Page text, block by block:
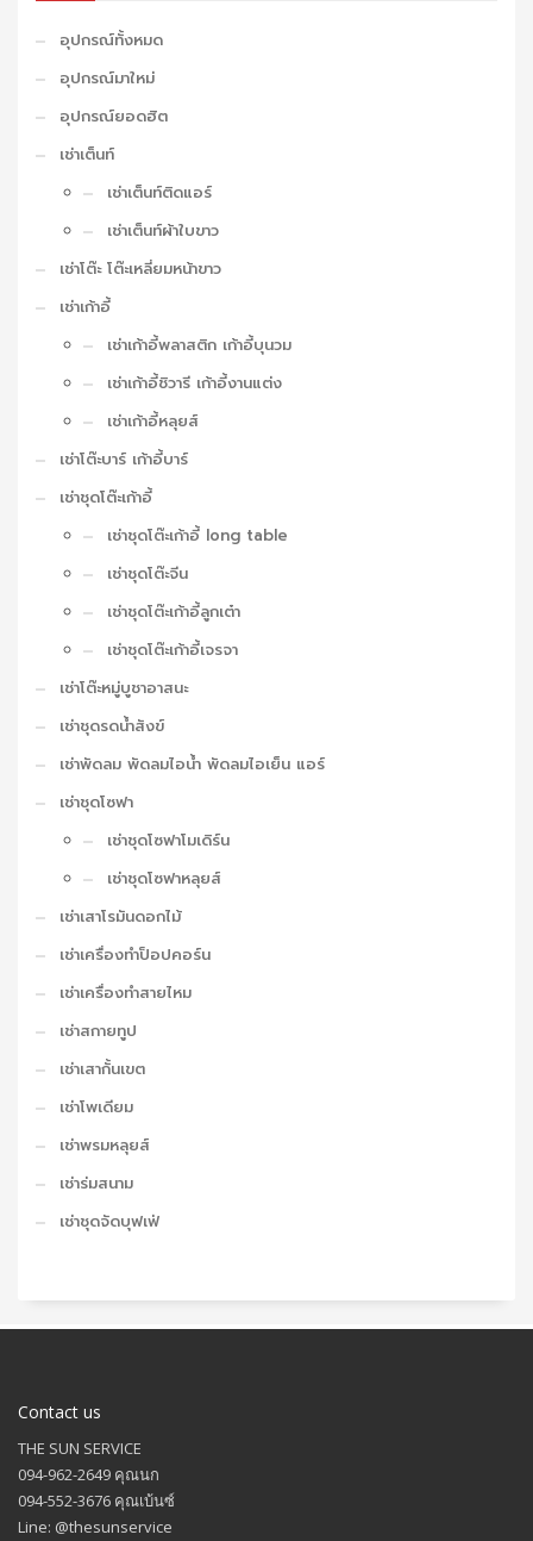
อุปกรณ์ทั้งหมด
อุปกรณ์มาใหม่
อุปกรณ์ยอดฮิต
เช่าเต็นท์
เช่าเต็นท์ติดแอร์
เช่าเต็นท์ผ้าใบขาว
เช่าโต๊ะ โต๊ะเหลี่ยมหน้าขาว
เช่าเก้าอี้
เช่าเก้าอี้พลาสติก เก้าอี้บุนวม
เช่าเก้าอี้ชิวารี เก้าอี้งานแต่ง
เช่าเก้าอี้หลุยส์
เช่าโต๊ะบาร์ เก้าอี้บาร์
เช่าชุดโต๊ะเก้าอี้
เช่าชุดโต๊ะเก้าอี้ long table
เช่าชุดโต๊ะจีน
เช่าชุดโต๊ะเก้าอี้ลูกเต๋า
เช่าชุดโต๊ะเก้าอี้เจรจา
เช่าโต๊ะหมู่บูชาอาสนะ
เช่าชุดรดน้ำสังข์
เช่าพัดลม พัดลมไอน้ำ พัดลมไอเย็น แอร์
เช่าชุดโซฟา
เช่าชุดโซฟาโมเดิร์น
เช่าชุดโซฟาหลุยส์
เช่าเสาโรมันดอกไม้
เช่าเครื่องทำป็อปคอร์น
เช่าเครื่องทำสายไหม
เช่าสกายทูป
เช่าเสากั้นเขต
เช่าโพเดียม
เช่าพรมหลุยส์
เช่าร่มสนาม
เช่าชุดจัดบุฟเฟ่
Contact us
THE SUN SERVICE
094-962-2649 คุณนก
094-552-3676 คุณเบ้นซ์
Line: @thesunservice